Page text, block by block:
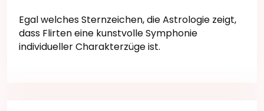
Egal welches Sternzeichen, die Astrologie zeigt,
dass Flirten eine kunstvolle Symphonie
individueller Charakterzüge ist.